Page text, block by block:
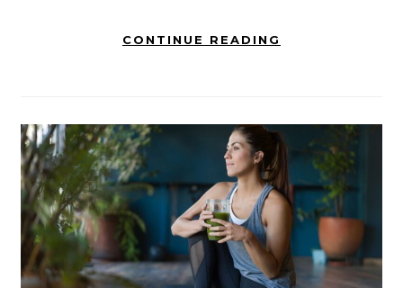
CONTINUE READING